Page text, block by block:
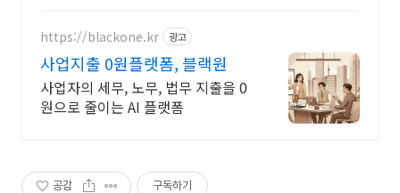
https://blackone.kr 광고
사업지출 0원플랫폼, 블랙원
사업자의 세무, 노무, 법무 지출을 0
원으로 줄이는 AI 플랫폼
공감 구독하기